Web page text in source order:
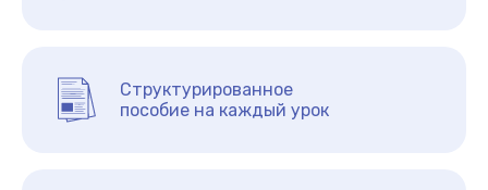
Структурированное
пособие на каждый урок